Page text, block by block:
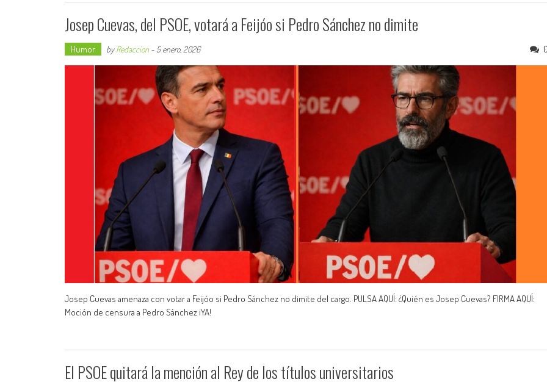
Josep Cuevas, del PSOE, votará a Feijóo si Pedro Sánchez no dimite
Humor byRedaccion - 5 enero, 2026
Josep Cuevas amenaza con votar a Feijóo si Pedro Sánchez no dimite del cargo. PULSA AQUÍ: ¿Quién es Josep Cuevas? FIRMA AQUÍ:
Moción de censura a Pedro Sánchez ¡YA!
El PSOE quitará la mención al Rey de los títulos universitarios